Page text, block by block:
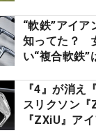
“軟鉄”アイア
知ってた？
い“複合軟鉄”
『4』が消え
スリクソン『
『ZXiU』ア